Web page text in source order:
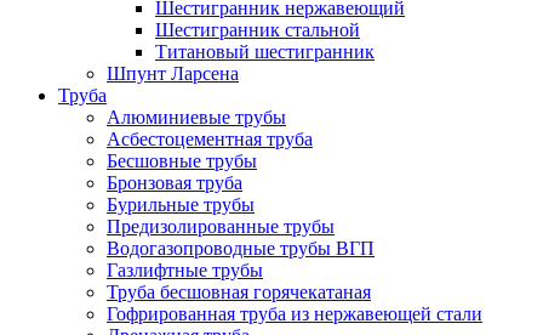
Шестигранник нержавеющий
Шестигранник стальной
Титановый шестигранник
Шпунт Ларсена
Труба
Алюминиевые трубы
Асбестоцементная труба
Бесшовные трубы
Бронзовая труба
Бурильные трубы
Предизолированные трубы
Водогазопроводные трубы ВГП
Газлифтные трубы
Труба бесшовная горячекатаная
Гофрированная труба из нержавеющей стали